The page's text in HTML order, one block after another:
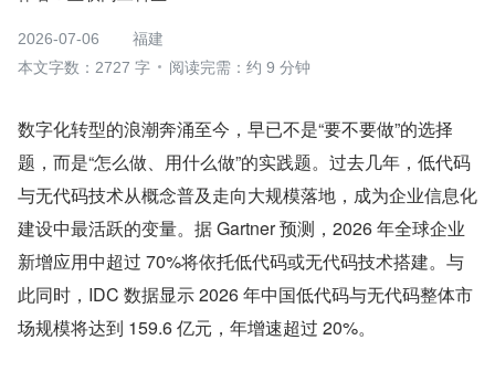
2026-07-06
福建
本文字数：2727 字
阅读完需：约 9 分钟
数字化转型的浪潮奔涌至今，早已不是“要不要做”的选择
题，而是“怎么做、用什么做”的实践题。过去几年，低代码
与无代码技术从概念普及走向大规模落地，成为企业信息化
建设中最活跃的变量。据 Gartner 预测，2026 年全球企业
新增应用中超过 70%将依托低代码或无代码技术搭建。与
此同时，IDC 数据显示 2026 年中国低代码与无代码整体市
场规模将达到 159.6 亿元，年增速超过 20%。